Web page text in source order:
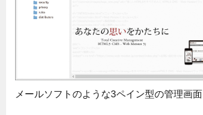
メールソフトのような3ペイン型の管理画面